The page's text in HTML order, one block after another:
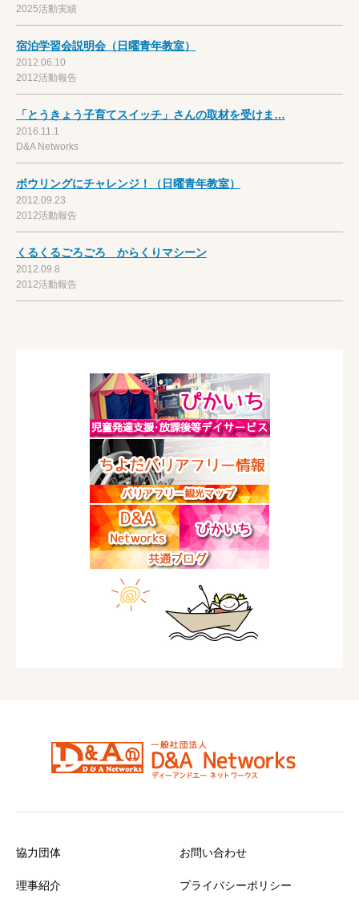
2025活動実績
宿泊学習会説明会（日曜青年教室）
2012.06.10
2012活動報告
「とうきょう子育てスイッチ」さんの取材を受けま…
2016.11.1
D&A Networks
ボウリングにチャレンジ！（日曜青年教室）
2012.09.23
2012活動報告
くるくるごろごろ からくりマシーン
2012.09.8
2012活動報告
協力団体
理事紹介
お問い合わせ
プライバシーポリシー